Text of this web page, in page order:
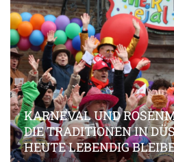
KARNEVAL UND
DIE TRADITIONEN IN
HEUTE LEBENDIG